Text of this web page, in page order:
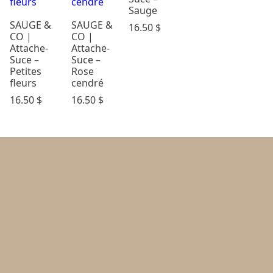
SAUGE &
CO |
Attache-
Suce –
Petites
fleurs
16.50 $
SAUGE &
CO |
Attache-
Suce –
Rose
cendré
16.50 $
Sauge
16.50 $